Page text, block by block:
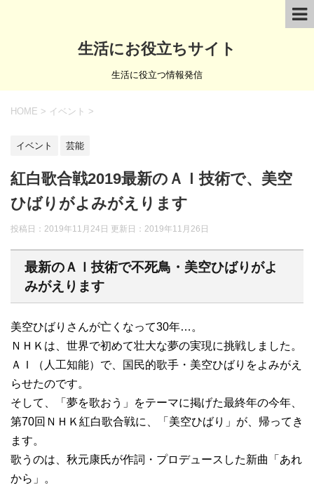
生活にお役立ちサイト
生活に役立つ情報発信
HOME > イベント >
イベント 芸能
紅白歌合戦2019最新のＡＩ技術で、美空
ひばりがよみがえります
投稿日：2019年11月24日 更新日： 2019年11月26日
最新のＡＩ技術で不死鳥・美空ひばりがよ
みがえります
美空ひばりさんが亡くなって30年…。
ＮＨＫは、世界で初めて壮大な夢の実現に挑戦しました。
ＡＩ（人工知能）で、国民的歌手・美空ひばりをよみがえ
らせたのです。
そして、「夢を歌おう」をテーマに掲げた最終年の今年、
第70回ＮＨＫ紅白歌合戦に、「美空ひばり」が、帰ってき
ます。
歌うのは、秋元康氏が作詞・プロデュースした新曲「あれ
から」。